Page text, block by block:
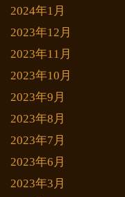
2024年1月
2023年12月
2023年11月
2023年10月
2023年9月
2023年8月
2023年7月
2023年6月
2023年3月